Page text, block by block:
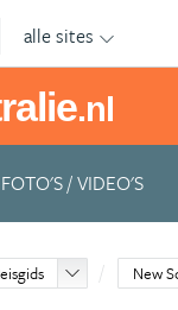
alle sites
.nl
FOTO'S / VIDEO'S
New